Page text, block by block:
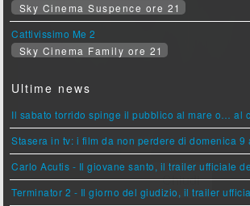
Sky Cinema Suspence ore 21
Cattivissimo Me 2
Sky Cinema Family ore 21
Ultime news
Il sabato torrido spinge il pubblico al mare o… al
Stasera in tv: i film da non perdere di domenica 9
Carlo Acutis - Il giovane santo, il trailer ufficiale
Terminator 2 - Il giorno del giudizio, il trailer